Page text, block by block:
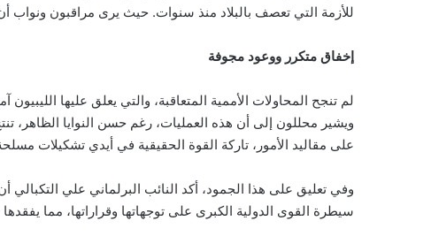
للأزمة التي تعصف بالبلاد منذ سنوات. حيث يرى مراقبون ونواب
إخفاق متكرر ووعود مجوفة
لم تنجح المحاولات الأممية المتعاقبة، والتي يعلق عليها
ويشير محللون إلى أن هذه العمليات، رغم حسن النوايا الظاهر،
على مقاليد الأمور، تاركة القوة الحقيقية في أيدي تشكيلات
وفي تعليق على هذا الجمود، أكد النائب البرلماني علي
سيطرة القوى الدولية الكبرى على توجهاتها وقراراتها، مما